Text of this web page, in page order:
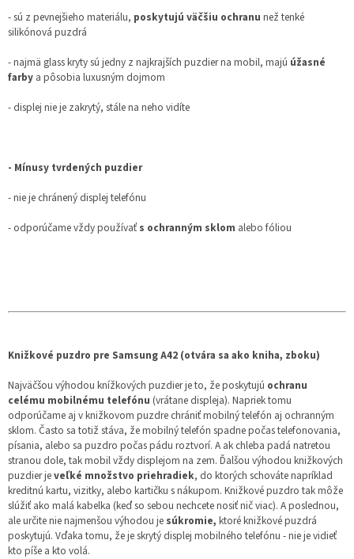
- sú z pevnejšieho materiálu, poskytujú väčšiu ochranu než tenké
silikónová puzdrá
- najmä glass kryty sú jedny z najkrajších puzdier na mobil, majú úžasné
farby a pôsobia luxusným dojmom
- displej nie je zakrytý, stále na neho vidíte
- Mínusy tvrdených puzdier
- nie je chránený displej telefónu
- odporúčame vždy používať s ochranným sklom alebo fóliou
Knižkové puzdro pre Samsung A42 (otvára sa ako kniha, zboku)
Najväčšou výhodou knížkových puzdier je to, že poskytujú ochranu
celému mobilnému telefónu (vrátane displeja). Napriek tomu
odporúčame aj v knižkovom puzdre chrániť mobilný telefón aj ochranným
sklom. Často sa totiž stáva, že mobilný telefón spadne počas telefonovania,
písania, alebo sa puzdro počas pádu roztvorí. A ak chleba padá natretou
stranou dole, tak mobil vždy displejom na zem. Ďalšou výhodou knižkových
puzdier jeveľké množstvo priehradiek, do ktorých schováte napríklad
kreditnú kartu, vizitky, alebo kartičku s nákupom. Knižkové puzdro tak môže
slúžiť ako malá kabelka (keď so sebou nechcete nosiť nič viac). A poslednou,
ale určite nie najmenšou výhodou je súkromie, ktoré knižkové puzdrá
poskytujú. Vďaka tomu, že je skrytý displej mobilného telefónu - nie je vidieť
kto píše a kto volá.